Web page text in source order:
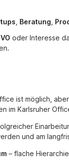
Beratung
oder Interesse
ist möglich,
im Karlsruher
und am
– flache